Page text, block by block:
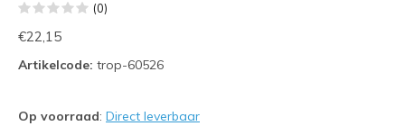
(0)
€22,15
Artikelcode: trop-60526
Op voorraad: Direct leverbaar